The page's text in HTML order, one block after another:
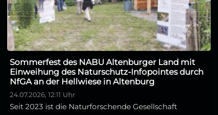
Sommerfest des NABU Altenburger Land mit
Einweihung des Naturschutz-Infopointes durch
NfGA an der Hellwiese in Altenburg
24.07.2026, 12:11 Uhr
Seit 2023 ist die Naturforschende Gesellschaft